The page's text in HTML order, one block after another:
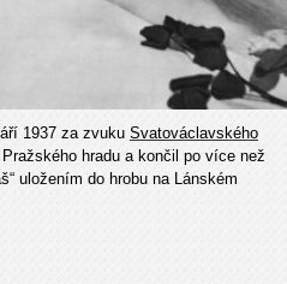
1937 za zvuku Svatováclavského
hradu a končil po více než
uložením do hrobu na Lánském